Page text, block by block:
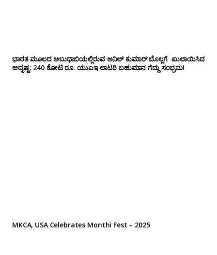
ಭಾರತ ಮೂಲದ ಅಬುಧಾಬಿಯಲ್ಲಿರುವ ಅನಿಲ್‌ ಕುಮಾರ್ ಬೊಲ್ಲಗೆ ಖುಲಾಯಿಸಿದ
ಅದೃಷ್ಟ: 240 ಕೋಟಿ ರೂ. ಯುಎಇ ಲಾಟರಿ ಬಹುಮಾನ ಗೆದ್ದು ಸಂಭ್ರಮ!
MKCA, USA Celebrates Monthi Fest – 2025